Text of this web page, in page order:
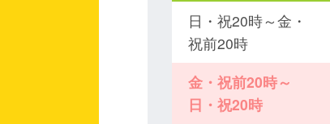
日・祝20時～金・
祝前20時
金・祝前20時～
日・祝20時